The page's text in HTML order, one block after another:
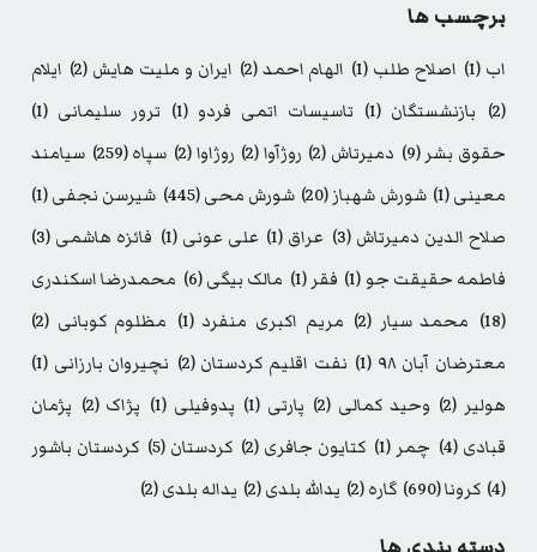
برچسب ها
اب (1) اصلاح طلب (1) الهام احمد(2) ایران و ملیت هایش (2)
ایلام
(2)
بازنشستگان (1) تاسیسات اتمی فردو (1) ترور سلیمانی (1)
حقوق بشر (9) دمیرتاش (2) روژآوا(2) روژاوا(2) سپاه(259)
سیامند
معینی(1) شورش شهباز(20) شورش محی(445) شیرسن نجفی(1)
صلاح الدین دمیرتاش (3) عراق (1) علی عونی (1) فائزه هاشمی (3)
فاطمه حقیقت جو (1) فقر (1) مالک بیگی(6)
محمدرضا اسکندری
(18)
محمد سیار (2) مریم اکبری منفرد (1) مظلوم کوبانی (2)
معترضان آبان ۹۸
(1) نفت اقلیم کردستان (2) نچیروان بارزانی (1)
هولیر (2) وحید کمالی (2) پارتی (1) پدوفیلی (1) پژاک (2)
پژمان
قبادی (4) چمر (1) کتایون جافری (2) کردستان (5)
کردستان باشور
(4)
کرونا(690) گاره(2) یدالله بلدی(2) یداله بلدی(2)